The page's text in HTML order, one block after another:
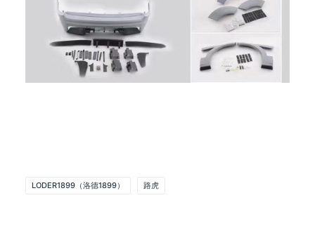
LODER1899（洛德1899） 路虎